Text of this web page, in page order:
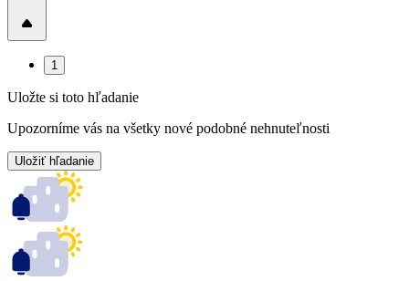
1
Uložte si toto hľadanie
Upozorníme vás na všetky nové podobné nehnuteľnosti
Uložiť hľadanie